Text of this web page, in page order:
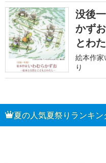
没後
かず
とわ
絵本作家
り
夏の人気夏祭りランキン